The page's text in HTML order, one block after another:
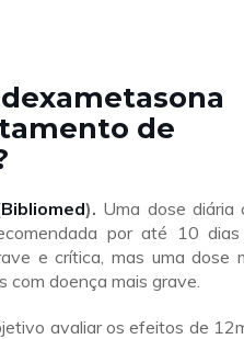
de
Bibliomed). Uma dose diária
por até 10
e crítica, mas uma dose
com doença mais grave.
avaliar os efeitos de